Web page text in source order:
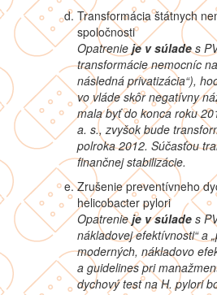
Transformácia štátnych
spoločnosti
Opatrenie je v súlades
transformácie nemocníc
následná privatizácia“),
vo vláde skôr negatívny
mala byť do konca roku
a. s., zvyšok bude
polroka 2012. Súčasťou
finančnej stabilizácie.
Zrušenie preventívneho
helicobacter pylori
Opatrenieje v súlade s
nákladovej efektívnosti“ a
moderných, nákladovo
a guidelines pri
dychový test na H. pylori